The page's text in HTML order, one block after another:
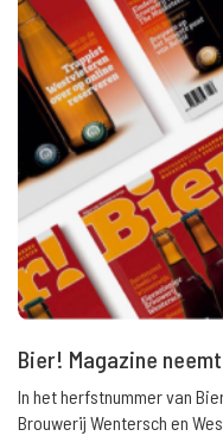
Bier! Magazine
In het herfstnummer van
Brouwerij Wentersch en